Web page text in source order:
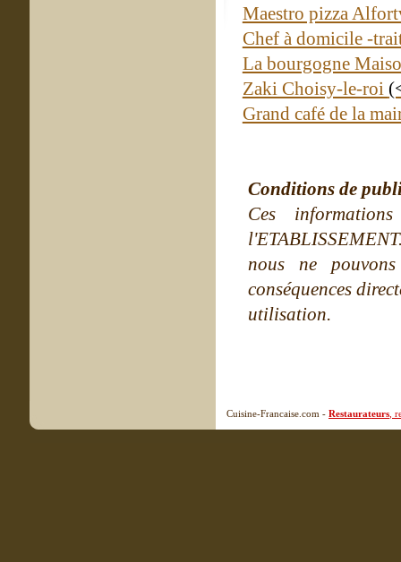
Maestro pizza
Chef à domicile -
La bourgogne
Zaki Choisy-le-roi
Grand café de la
Conditions de
Ces
nous ne
conséquences
utilisation.
Cuisine-Francaise.com - Restaurateurs ,